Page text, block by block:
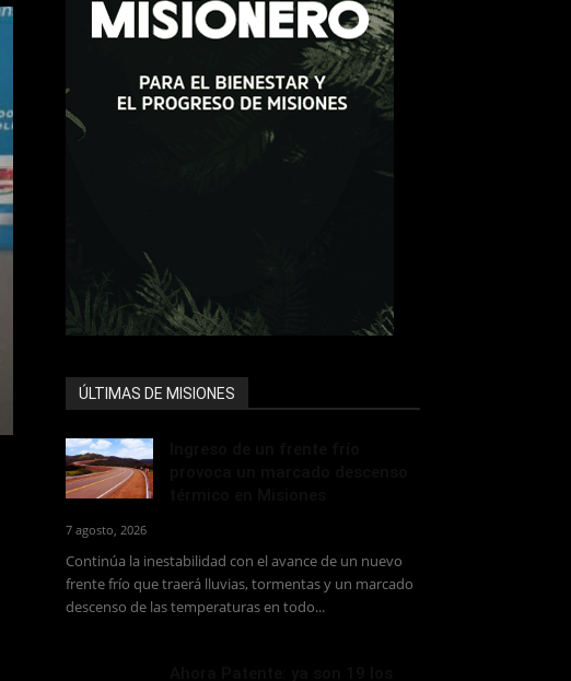
ÚLTIMAS DE MISIONES
7 agosto, 2026
Continúa la inestabilidad con el avance de un nuevo
frente frío que traerá lluvias, tormentas y un marcado
descenso de las temperaturas en todo...